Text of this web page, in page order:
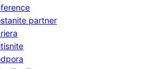
partner